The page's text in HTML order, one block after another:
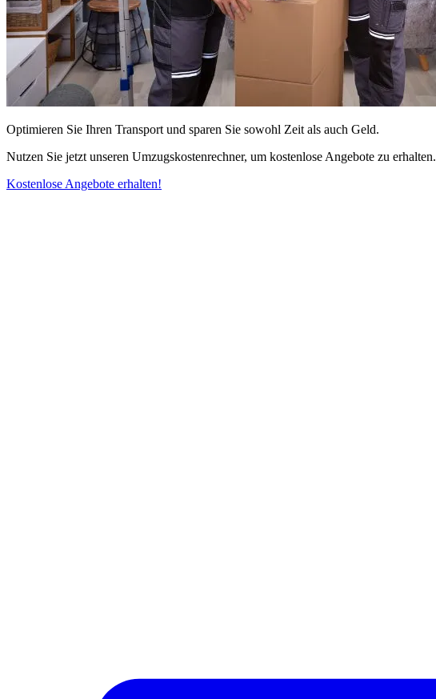
Optimieren Sie Ihren Transport und sparen Sie sowohl Zeit als auch Geld.
Nutzen Sie jetzt unseren Umzugskostenrechner, um kostenlose Angebote zu erhalten.
Kostenlose Angebote erhalten!